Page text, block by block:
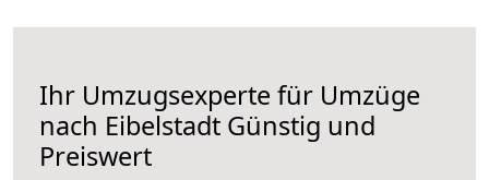
Ihr Umzugsexperte für Umzüge
nach Eibelstadt Günstig und
Preiswert